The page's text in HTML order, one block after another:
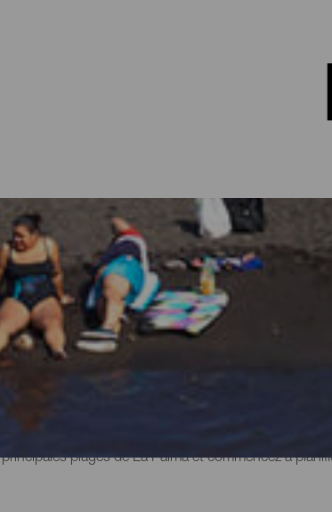
Toutes les plages de La Palma
Quand on pense à La Palma, il est normal d'imaginer
réserve aussi des surprises sous forme de plages. Il
unique et la possibilité d'en profiter toute l'année
principales plages de La Palma et commencez à